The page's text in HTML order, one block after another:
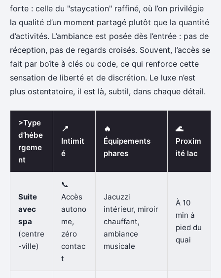
forte : celle du "staycation" raffiné, où l’on privilégie
la qualité d’un moment partagé plutôt que la quantité
d’activités. L’ambiance est posée dès l’entrée : pas de
réception, pas de regards croisés. Souvent, l’accès se
fait par boîte à clés ou code, ce qui renforce cette
sensation de liberté et de discrétion. Le luxe n’est
plus ostentatoire, il est là, subtil, dans chaque détail.
>Type
d’hébe
rgeme
nt
📍
Intimit
é
🔥
Équipements
phares
🌊
Proxim
ité lac
Suite
avec
spa
(centre
-ville)
📞
Accès
autono
me,
zéro
contac
t
Jacuzzi
intérieur, miroir
chauffant,
ambiance
musicale
À 10
min à
pied du
quai